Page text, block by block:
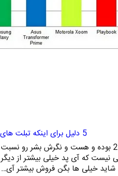
5 دلیل برای اینکه تبلت های اندرویدی بهتر از ipad هستند
بدون شک تبلت یکی از شگفتی های قرن 21 بوده و هست و نگرش بشر رو نسبت
نیست که آی پد خیلی بیشتر از دیگر
خیلی ها بگن فروش بیشتر آی…